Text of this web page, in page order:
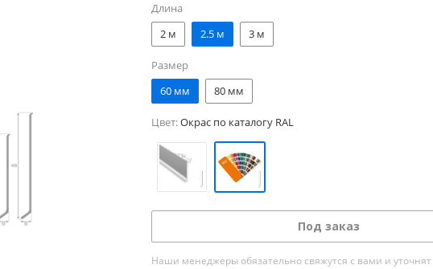
Длина
2 м
2.5 м 3 м
Размер
60 мм
80 мм
Цвет:Окрас по каталогу RAL
Под заказ
Наши менеджеры обязательно свяжутся с вами и уточнят